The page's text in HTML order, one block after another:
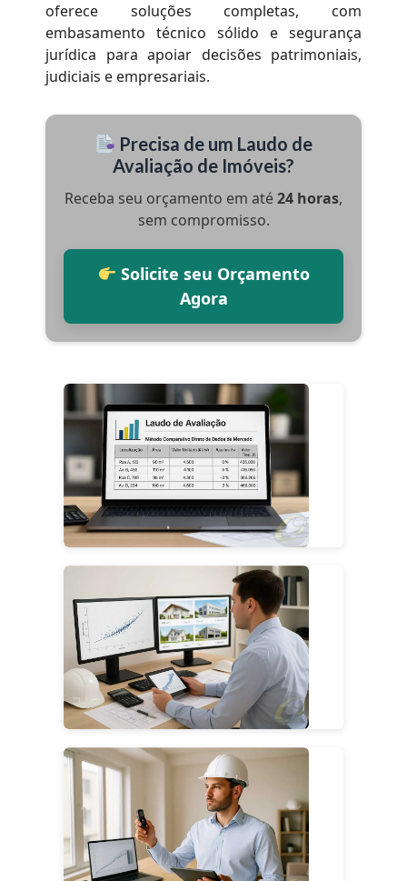
oferece soluções completas, com
embasamento técnico sólido e segurança
jurídica para apoiar decisões patrimoniais,
judiciais e empresariais.
Precisa de um Laudo de
Avaliação de Imóveis?
Receba seu orçamento em até24 horas,
sem compromisso.
Solicite seu Orçamento
Agora